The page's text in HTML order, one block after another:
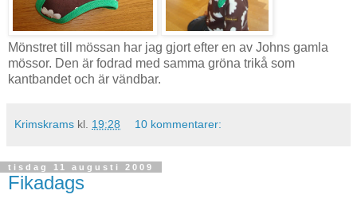
Mönstret till mössan har jag gjort efter en av Johns gamla
mössor. Den är fodrad med samma gröna trikå som
kantbandet och är vändbar.
Krimskrams kl. 19:28 10 kommentarer:
tisdag 11 augusti 2009
Fikadags